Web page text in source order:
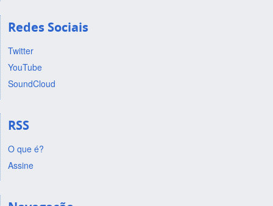
Redes Sociais
Twitter
YouTube
SoundCloud
RSS
O que é?
Assine